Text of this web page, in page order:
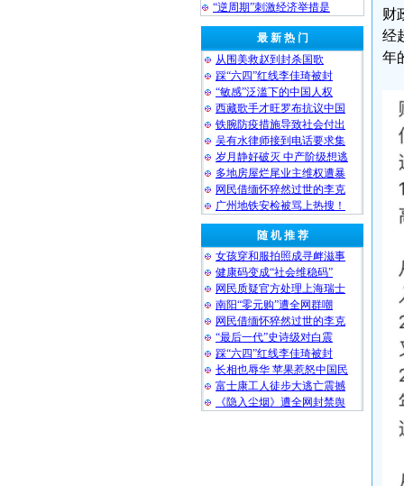
“逆周期”刺激经济举措是
最 新 热 门
从围美救赵到封杀国歌
踩“六四”红线李佳琦被封
“敏感”泛滥下的中国人权
西藏歌手才旺罗布抗议中国
铁腕防疫措施导致社会付出
吴有水律师接到电话要求集
岁月静好破灭 中产阶级想逃
多地房屋烂尾业主维权遭暴
网民借缅怀猝然过世的李克
广州地铁安检被骂上热搜！
随 机 推 荐
女孩穿和服拍照成寻衅滋事
健康码变成“社会维稳码”
网民质疑官方处理上海瑞士
南阳“零元购”遭全网群嘲
网民借缅怀猝然过世的李克
“最后一代”史诗级对白震
踩“六四”红线李佳琦被封
长相也辱华 苹果惹怒中国民
富士康工人徒步大逃亡震撼
《隐入尘烟》遭全网封禁舆
财
经
年